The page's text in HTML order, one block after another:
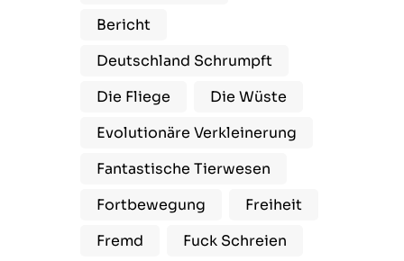
Bericht
Deutschland Schrumpft
Die Fliege
Die Wüste
Evolutionäre Verkleinerung
Fantastische Tierwesen
Fortbewegung
Freiheit
Fremd
Fuck Schreien